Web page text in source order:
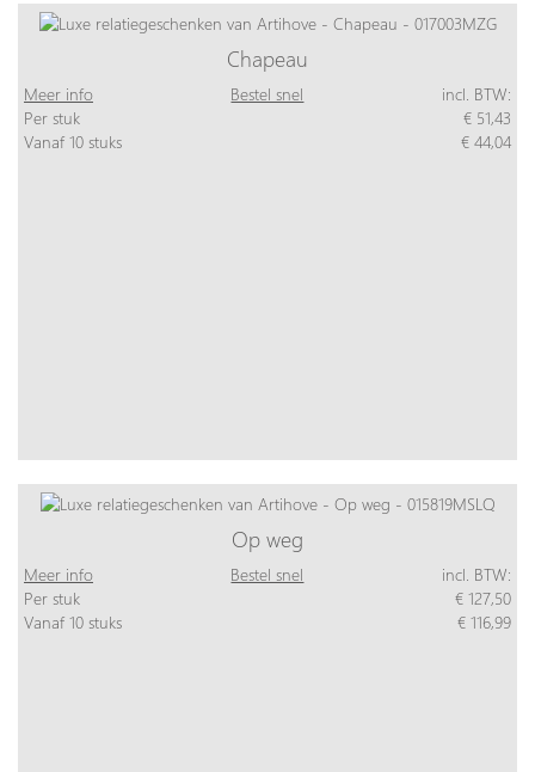
Chapeau
Meer info Bestel snel
incl. BTW:
Per stuk
€ 51,43
Vanaf 10 stuks
€ 44,04
Op weg
Meer info Bestel snel
incl. BTW:
Per stuk
€ 127,50
Vanaf 10 stuks
€ 116,99